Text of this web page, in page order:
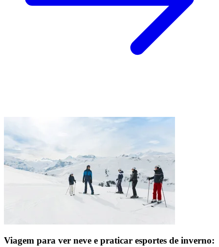
Viagem para ver neve e praticar esportes de inverno: